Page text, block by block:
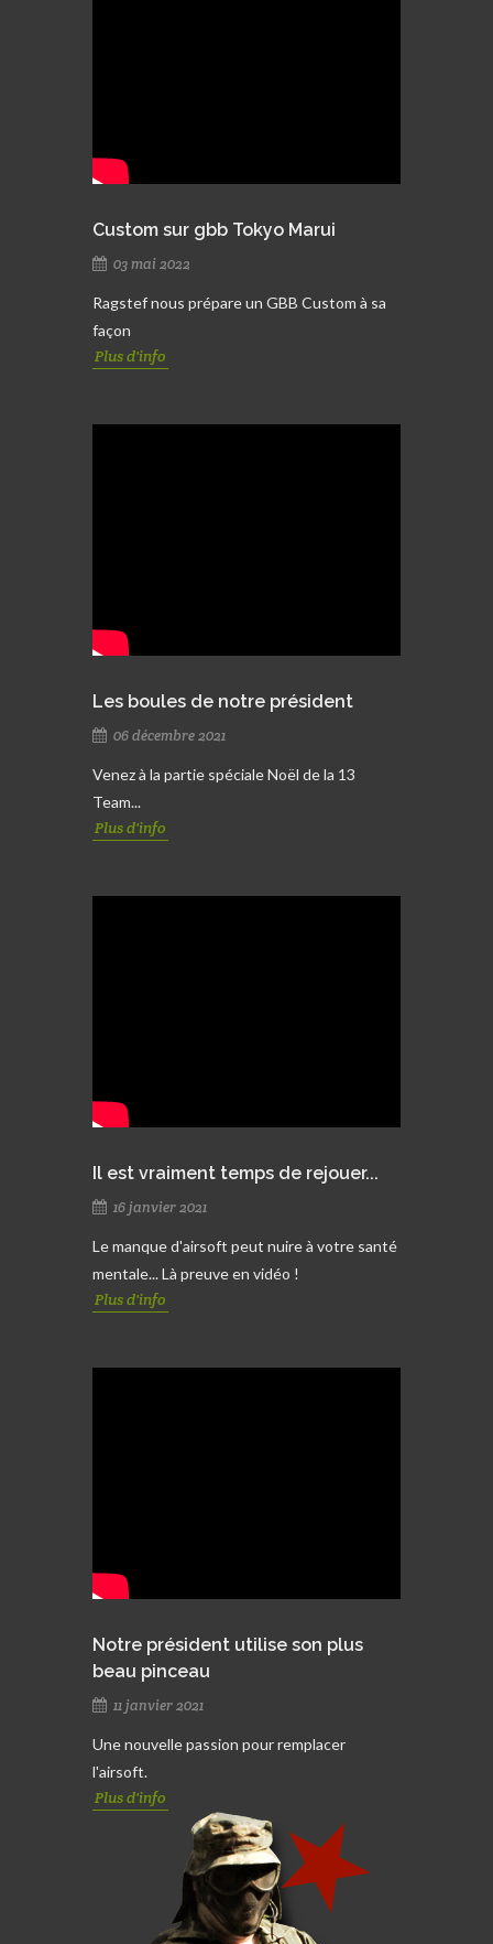
Custom sur gbb Tokyo Marui
03 mai 2022
Ragstef nous prépare un GBB Custom à sa
façon
Plus d'info
Les boules de notre président
06 décembre 2021
Venez à la partie spéciale Noël de la 13
Team...
Plus d'info
Il est vraiment temps de rejouer...
16 janvier 2021
Le manque d'airsoft peut nuire à votre santé
mentale... Là preuve en vidéo !
Plus d'info
Notre président utilise son plus
beau pinceau
11 janvier 2021
Une nouvelle passion pour remplacer
l'airsoft.
Plus d'info